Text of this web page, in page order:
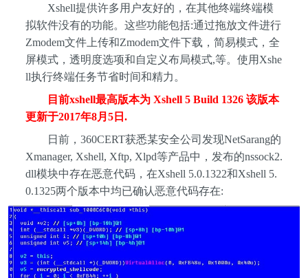
Xshell提供许多用户友好的，在其他终端终端模
拟软件没有的功能。这些功能包括:通过拖放文件进行
Zmodem文件上传和Zmodem文件下载，简易模式，全
屏模式，透明度选项和自定义布局模式,等。使用Xshe
ll执行终端任务节省时间和精力。
目前xshell最高版本为 Xshell 5 Build 1326 该版本
更新于2017年8月5日.
日前，360CERT获悉某安全公司发现NetSarang的
Xmanager, Xshell, Xftp, Xlpd等产品中，发布的nssock2.
dll模块中存在恶意代码，在Xshell 5.0.1322和Xshell 5.
0.1325两个版本中均已确认恶意代码存在: